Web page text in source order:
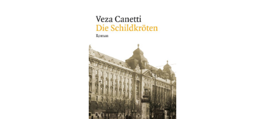
Bildergalerie überspringen